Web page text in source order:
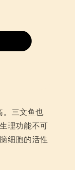
三文鱼也
理功能不可
细胞的活性